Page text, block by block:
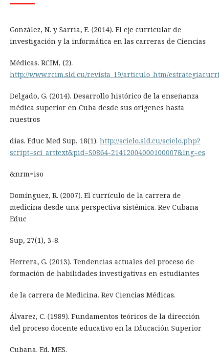
González, N. y Sarria, E. (2014). El eje curricular de
investigación y la informática en las carreras de Ciencias
Médicas. RCIM, (2).
http://www.rcim.sld.cu/revista_19/articulo_htm/
Delgado, G. (2014). Desarrollo histórico de la enseñanza
médica superior en Cuba desde sus orígenes hasta
nuestros
días. Educ Med Sup, 18(1). http://scielo.sld.cu/scielo.php?
script=sci_arttext&pid=S0864-21412004000100007&lng=es
&nrm=iso
Domínguez, R. (2007). El currículo de la carrera de
medicina desde una perspectiva sistémica. Rev Cubana
Educ
Sup, 27(1), 3-8.
Herrera, G. (2013). Tendencias actuales del proceso de
formación de habilidades investigativas en estudiantes
de la carrera de Medicina. Rev Ciencias Médicas.
Álvarez, C. (1989). Fundamentos teóricos de la dirección
del proceso docente educativo en la Educación Superior
Cubana. Ed. MES.